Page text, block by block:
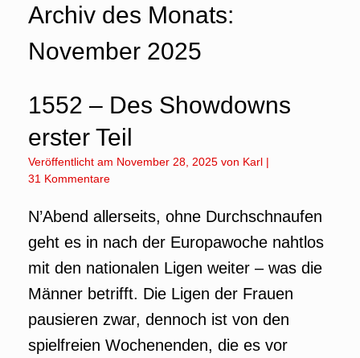
Archiv des Monats:
November 2025
1552 – Des Showdowns
erster Teil
Veröffentlicht am November 28, 2025 von Karl |
31 Kommentare
N’Abend allerseits, ohne Durchschnaufen
geht es in nach der Europawoche nahtlos
mit den nationalen Ligen weiter – was die
Männer betrifft. Die Ligen der Frauen
pausieren zwar, dennoch ist von den
spielfreien Wochenenden, die es vor